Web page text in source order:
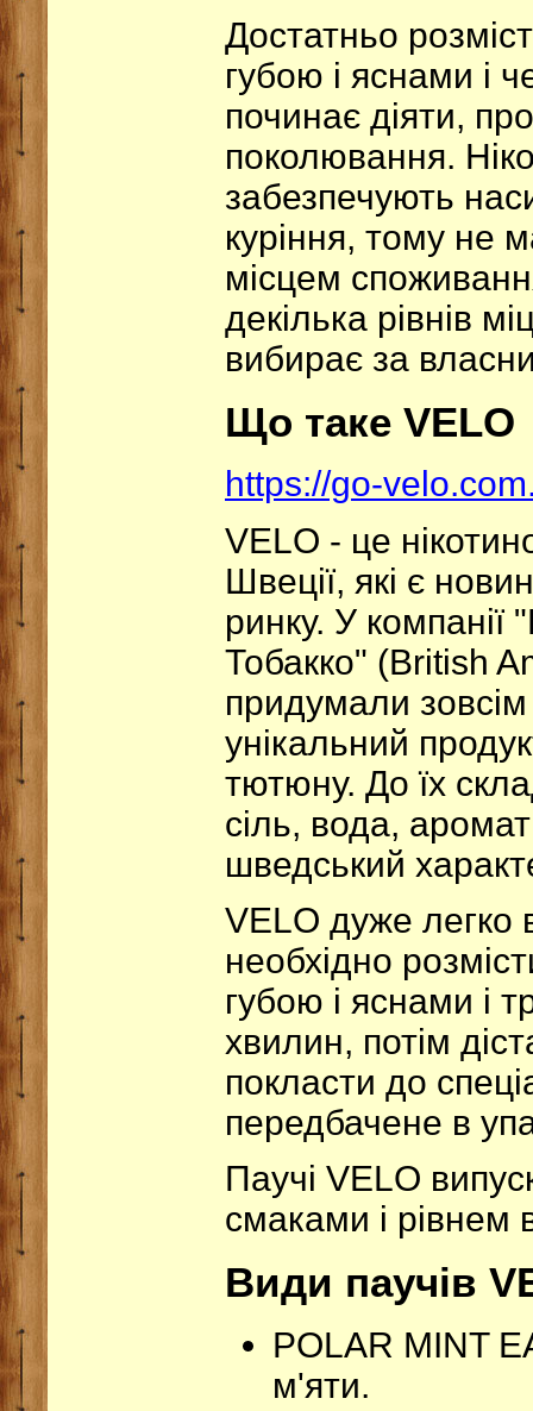
Достатньо
губою і яснами і
починає діяти,
поколювання.
забезпечують
куріння, тому не
місцем
декілька рівнів
вибирає за
Що таке VELO
https://go-
VELO - це
Швеції, які є
ринку. У
Тобакко" (British
придумали
унікальний
тютюну. До їх
сіль, вода,
шведський
VELO дуже легко
необхідно
губою і яснами і
хвилин, потім
покласти до
передбачене в
Паучі VELO
смаками і рівнем
Види паучів
POLAR MINT
м'яти.